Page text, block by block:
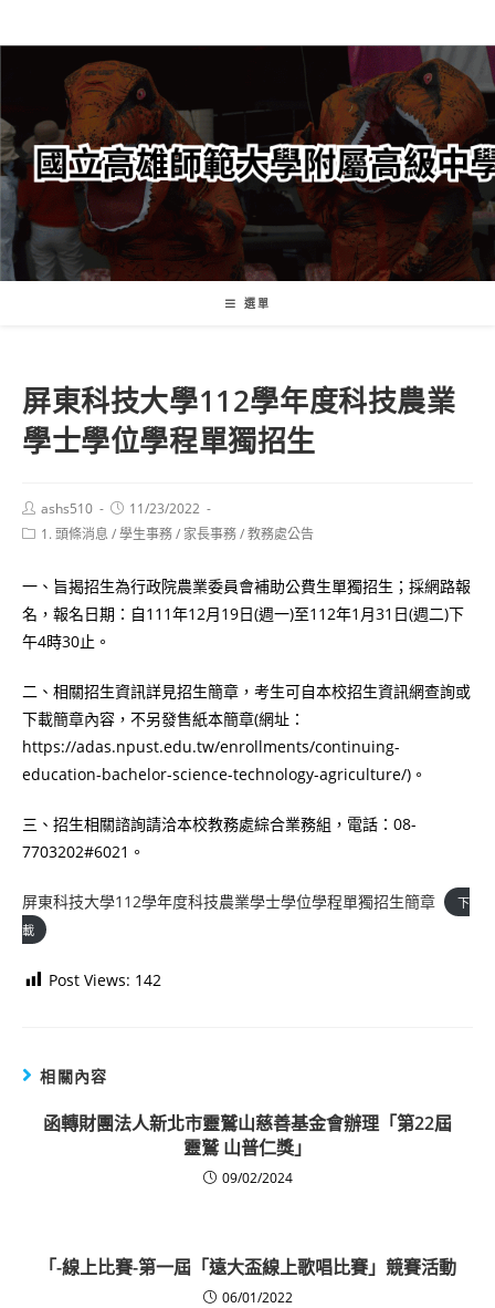
轉
要
內
容
選單
屏東科技大學112學年度科技農業
學士學位學程單獨招生
Post
author:
ashs510
Post
published:
11/23/2022
Post1. 頭條消息 /學生事務/ 家長事務/教務處公告
一、旨揭招生為行政院農業委員會補助公費生單獨招生；採網路報
名，報名日期：自111年12月19日(週一)至112年1月31日(週二)下
午4時30止。
二、相關招生資訊詳見招生簡章，考生可自本校招生資訊網查詢或
下載簡章內容，不另發售紙本簡章(網址：
https://adas.npust.edu.tw/enrollments/continuing-
education-bachelor-science-technology-agriculture/)。
三、招生相關諮詢請洽本校教務處綜合業務組，電話：08-
7703202#6021。
屏東科技大學112學年度科技農業學士學位學程單獨招生簡章
下
載
Post Views: 142
相關內容
函轉財團法人新北市靈鷲山慈善基金會辦理「第22屆
靈鷲 山普仁獎」
09/02/2024
「-線上比賽-第一屆「遠大盃線上歌唱比賽」競賽活動
06/01/2022